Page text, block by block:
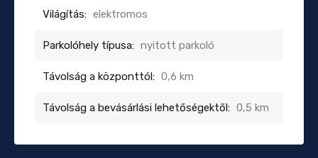
Világítás: elektromos
Parkolóhely típusa: nyitott parkoló
Távolság a központtól: 0,6 km
Távolság a bevásárlási lehetőségektől: 0,5 km